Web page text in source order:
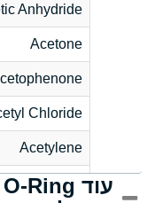
Anhydride
Acetone
Chloride
Acetylene
Acrlylonitrile